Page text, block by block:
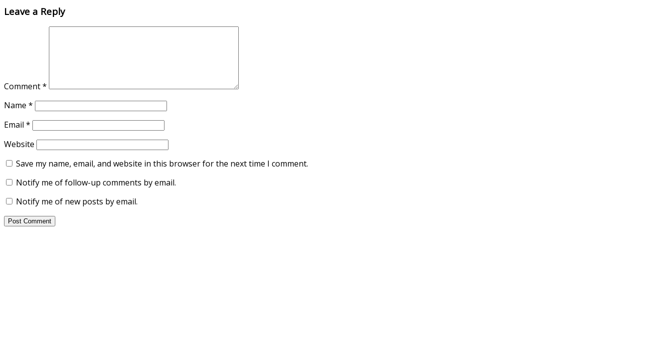
Leave a Reply
Comment*
Name *
Email *
Website
Save my name, email, and website in this browser for the next time I comment.
Notify me of follow-up comments by email.
Notify me of new posts by email.